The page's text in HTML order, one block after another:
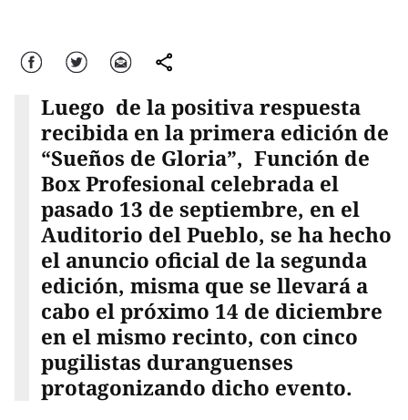
Facebook Twitter Correo comparte
Luego de la positiva respuesta
recibida en la primera edición de
“Sueños de Gloria”, Función de
Box Profesional celebrada el
pasado 13 de septiembre, en el
Auditorio del Pueblo, se ha hecho
el anuncio oficial de la segunda
edición, misma que se llevará a
cabo el próximo 14 de diciembre
en el mismo recinto, con cinco
pugilistas duranguenses
protagonizando dicho evento.